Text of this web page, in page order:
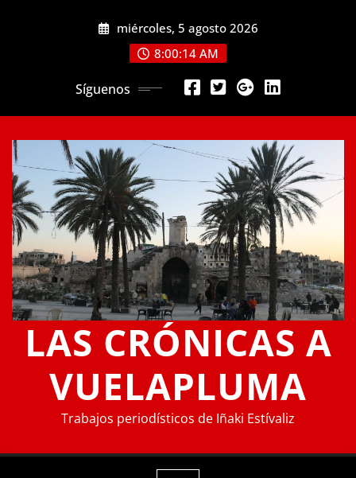
miércoles, 5 agosto 2026
8:00:14 AM
Síguenos
LAS CRÓNICAS A
VUELAPLUMA
Trabajos periodísticos de Iñaki Estívaliz